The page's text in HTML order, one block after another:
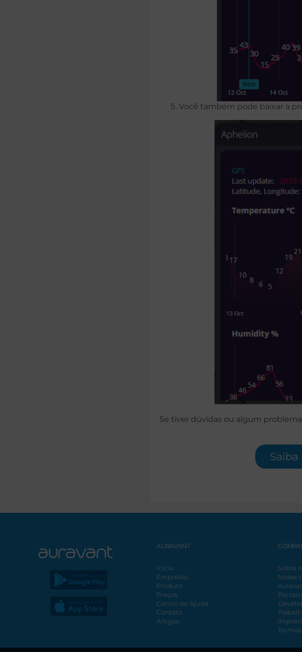
Você também pode baixar a
Se tiver dúvidas ou algum
AURAVANT
Inicio
Empresas
Produto
Preços
Centro de Ajuda
Contato
Artigos
Sobre
Nossa